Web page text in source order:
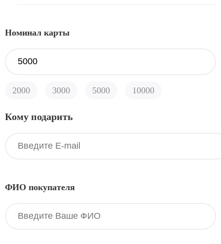
Номинал карты
2000 3000 5000 10000
Кому подарить
ФИО покупателя